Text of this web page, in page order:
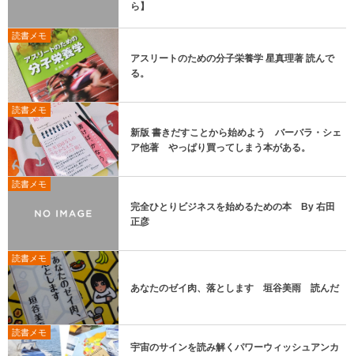
ら】
読書メモ
アスリートのための分子栄養学 星真理著 読んで
る。
読書メモ
新版 書きだすことから始めよう バーバラ・シェ
ア他著 やっぱり買ってしまう本がある。
読書メモ
完全ひとりビジネスを始めるための本 By 右田
正彦
読書メモ
あなたのゼイ肉、落とします 垣谷美雨 読んだ
読書メモ
宇宙のサインを読み解くパワーウィッシュアンカ